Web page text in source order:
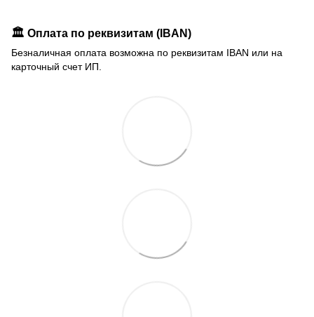
🏛️ Оплата по реквизитам (IBAN)
Безналичная оплата возможна по реквизитам IBAN или на
карточный счет ИП.